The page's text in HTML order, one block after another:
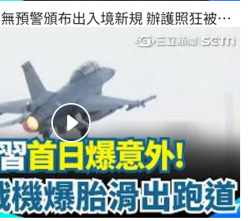
預警頒布出入境新規 辦護照狂被拒
"人錢都被留下" 中國網友集體哀號!｜